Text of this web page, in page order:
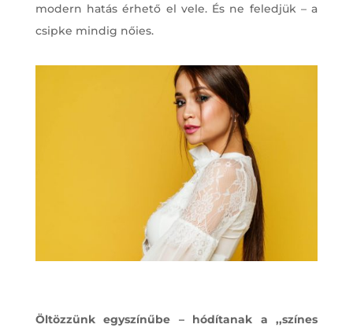
modern hatás érhető el vele. És ne feledjük – a
csipke mindig nőies.
Öltözzünk egyszínűbe – hódítanak a ,,színes